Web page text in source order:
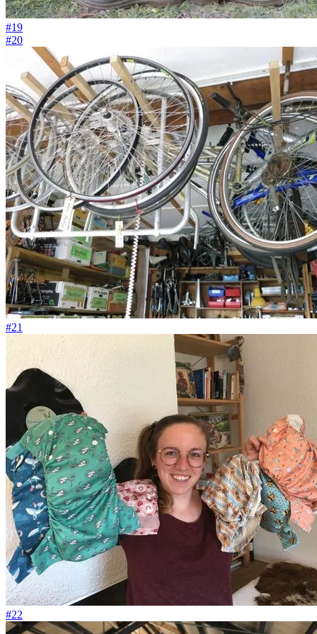
#19
#20
#21
#22